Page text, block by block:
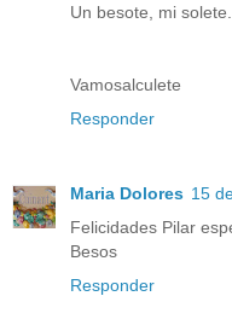
Un besote, mi solete.
Vamosalculete
Responder
Maria Dolores 15
Felicidades Pilar
Besos
Responder